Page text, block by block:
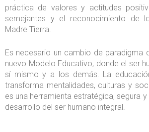
práctica de valores y actitudes
semejantes y el reconocimiento de
Madre Tierra.
Es necesario un cambio de paradigma
nuevo Modelo Educativo, donde el ser
sí mismo y a los demás. La
transforma mentalidades, culturas y
es una herramienta estratégica, segura
desarrollo del ser humano integral.